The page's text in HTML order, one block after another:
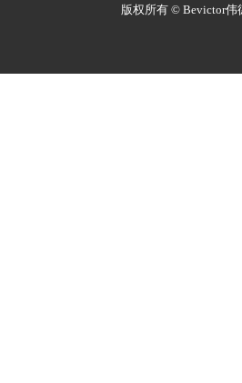
版权所有 © Bevictor